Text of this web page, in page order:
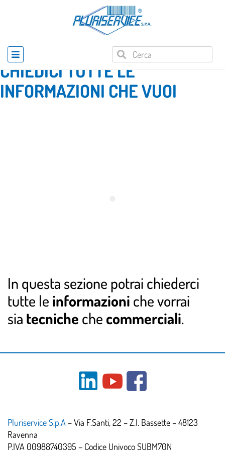
Home Richiesta informazioni prodotto
CHIEDICI TUTTE LE
INFORMAZIONI CHE VUOI
In questa sezione potrai chiederci
tutte le informazioni che vorrai
sia tecniche che commerciali.
Pluriservice S.p.A – Via F.Santi, 22 – Z.I. Bassette – 48123
Ravenna
P.IVA 00988740395 – Codice Univoco SUBM70N